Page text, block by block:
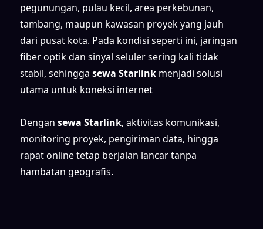
pegunungan, pulau kecil, area perkebunan,
tambang, maupun kawasan proyek yang jauh
dari pusat kota. Pada kondisi seperti ini, jaringan
fiber optik dan sinyal seluler sering kali tidak
stabil, sehingga sewa Starlink menjadi solusi
utama untuk koneksi internet
Dengan sewa Starlink, aktivitas komunikasi,
monitoring proyek, pengiriman data, hingga
rapat online tetap berjalan lancar tanpa
hambatan geografis.